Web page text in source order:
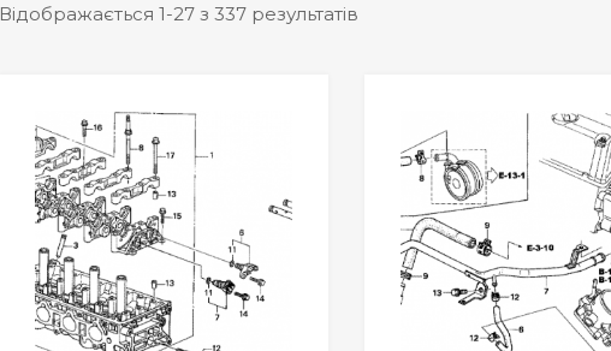
Відображається 1-27 з 337 результатів